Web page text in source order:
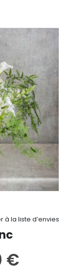
à la liste d’envies
Fête des Mères,
€